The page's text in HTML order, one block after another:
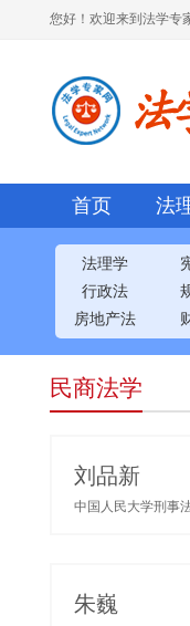
您好！欢迎来到法学专
首页 法
法理学
行政法
房地产法
民商法学
刘品新
中国人民大学刑事
朱巍